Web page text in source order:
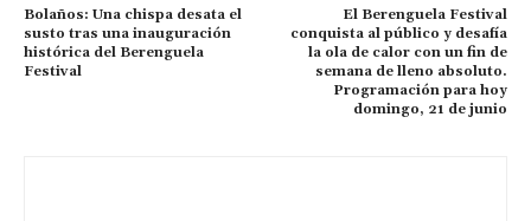
Bolaños: Una chispa desata el
susto tras una inauguración
histórica del Berenguela
Festival
El Berenguela Festival
conquista al público y desafía
la ola de calor con un fin de
semana de lleno absoluto.
Programación para hoy
domingo, 21 de junio